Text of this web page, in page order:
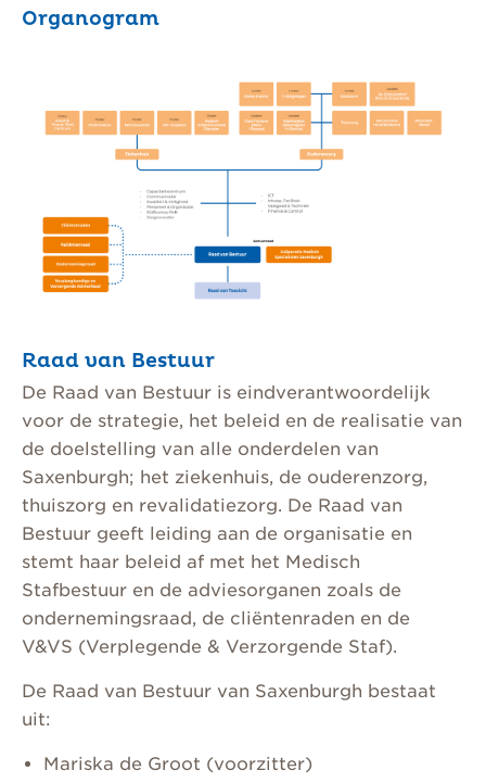
Organogram
Raad van Bestuur
De Raad van Bestuur is eindverantwoordelijk
voor de strategie, het beleid en de realisatie van
de doelstelling van alle onderdelen van
Saxenburgh; het ziekenhuis, de ouderenzorg,
thuiszorg en revalidatiezorg. De Raad van
Bestuur geeft leiding aan de organisatie en
stemt haar beleid af met het Medisch
Stafbestuur en de adviesorganen zoals de
ondernemingsraad, de cliëntenraden en de
V&VS (Verplegende & Verzorgende Staf).
De Raad van Bestuur van Saxenburgh bestaat
uit:
Mariska de Groot (voorzitter)